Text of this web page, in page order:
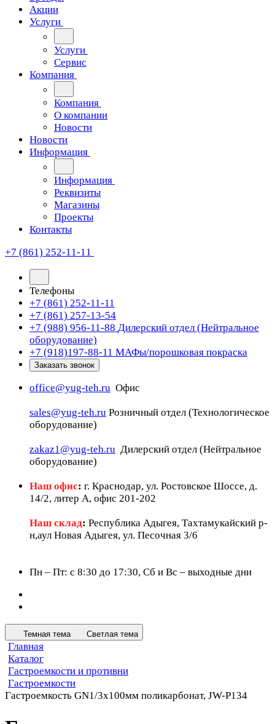
Акции
Услуги
Услуги
Сервис
Компания
Компания
О компании
Новости
Новости
Информация
Информация
Реквизиты
Магазины
Проекты
Контакты
+7 (861) 252-11-11
Телефоны
+7 (861) 252-11-11
+7 (861) 257-13-54
+7 (988) 956-11-88 Дилерский отдел (Нейтральное
оборудование)
+7 (918)197-88-11 МАФы/порошковая покраска
Заказать звонок
office@yug-teh.ru Офис
sales@yug-teh.ru Розничный отдел (Технологическое
оборудование)
zakaz1@yug-teh.ru Дилерский отдел (Нейтральное
оборудование)
Наш офис: г. Краснодар, ул. Ростовское Шоссе, д.
14/2, литер А, офис 201-202
Наш склад: Республика Адыгея, Тахтамукайский р-
н,аул Новая Адыгея, ул. Песочная 3/6
Пн – Пт: c 8:30 до 17:30, Сб и Вс – выходные дни
Темная тема Светлая тема
Главная
Каталог
Гастроемкости и противни
Гастроемкости
Гастроемкость GN1/3х100мм поликарбонат, JW-P134